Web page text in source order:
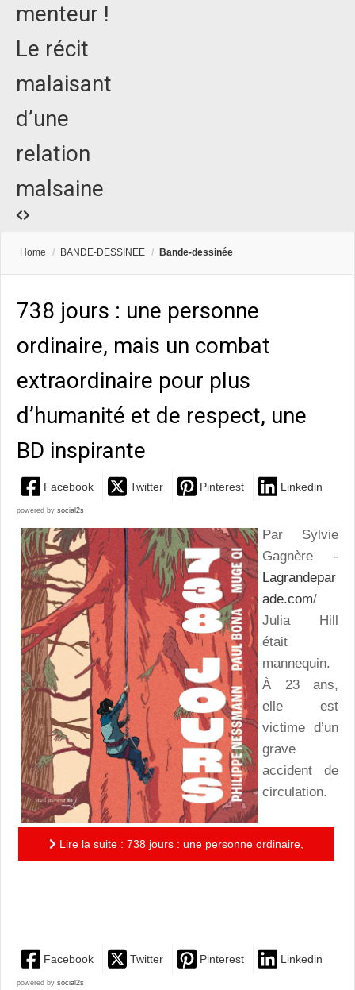
menteur !
Le récit
malaisant
d’une
relation
malsaine
Home / BANDE-DESSINEE / Bande-dessinée
738 jours : une personne
ordinaire, mais un combat
extraordinaire pour plus
d’humanité et de respect, une
BD inspirante
Facebook Twitter Pinterest Linkedin
powered by social2s
Par Sylvie
Gagnère -
Lagrandepar
ade.com/
Julia Hill
était
mannequin.
À 23 ans,
elle est
victime d’un
grave
accident de
circulation.
Lire la suite : 738 jours : une personne ordinaire,
Facebook Twitter Pinterest Linkedin
powered by social2s